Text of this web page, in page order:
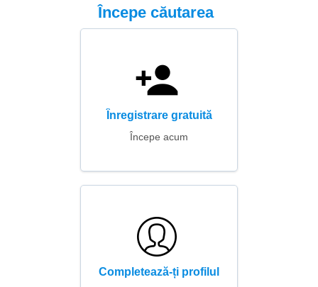
Începe căutarea
Înregistrare gratuită
Începe acum
Completează-ți profilul